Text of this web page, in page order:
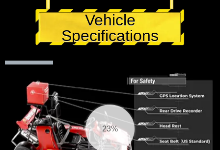
Vehicle
Specifications
23%